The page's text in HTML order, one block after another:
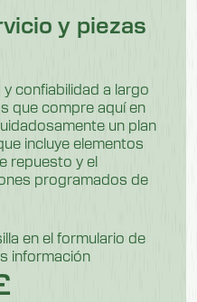
y piezas
confiabilidad a largo
que compre aquí en
un plan
incluye elementos
repuesto y el
programados de
en el formulario de
información